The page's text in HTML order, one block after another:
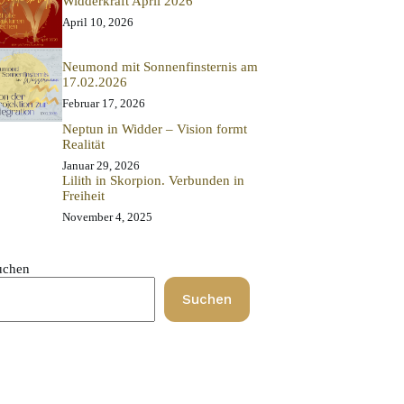
April 10, 2026
Neumond mit Sonnenfinsternis am
17.02.2026
Februar 17, 2026
Neptun in Widder – Vision formt
Realität
Januar 29, 2026
Lilith in Skorpion. Verbunden in
Freiheit
November 4, 2025
Suchen